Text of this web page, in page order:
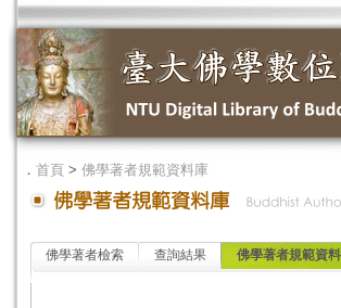
． 首頁 > 佛學著者規範資料庫
佛學著者檢索 查詢結果 佛學著者規範資料